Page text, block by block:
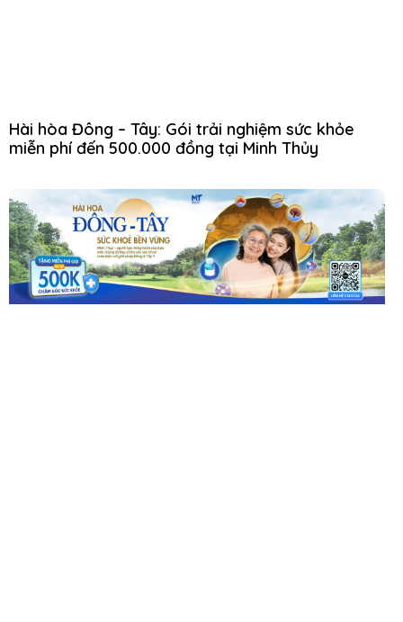
Hài hòa Đông – Tây: Gói trải nghiệm sức khỏe
miễn phí đến 500.000 đồng tại Minh Thủy